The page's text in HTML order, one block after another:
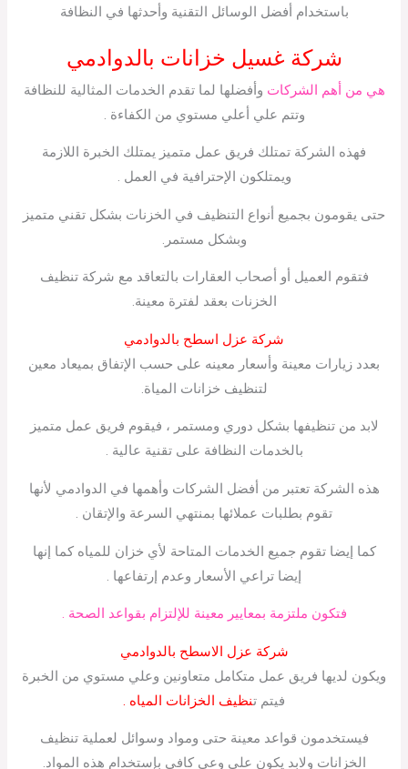
باستخدام أفضل الوسائل التقنية وأحدثها في النظافة
شركة غسيل خزانات بالدوادمي
هي من أهم الشركات وأفضلها لما تقدم الخدمات المثالية للنظافة
وتتم علي أعلي مستوي من الكفاءة .
فهذه الشركة تمتلك فريق عمل متميز يمتلك الخبرة اللازمة
ويمتلكون الإحترافية في العمل .
حتى يقومون بجميع أنواع التنظيف في الخزنات بشكل تقني متميز
وبشكل مستمر.
فتقوم العميل أو أصحاب العقارات بالتعاقد مع شركة تنظيف
الخزنات بعقد لفترة معينة.
شركة عزل اسطح بالدوادمي
بعدد زيارات معينة وأسعار معينه على حسب الإتفاق بميعاد معين
لتنظيف خزانات المياة.
لابد من تنظيفها بشكل دوري ومستمر ، فيقوم فريق عمل متميز
بالخدمات النظافة على تقنية عالية .
هذه الشركة تعتبر من أفضل الشركات وأهمها في الدوادمي لأنها
تقوم بطلبات عملائها بمنتهي السرعة والإتقان .
كما إيضا تقوم جميع الخدمات المتاحة لأي خزان للمياه كما إنها
إيضا تراعي الأسعار وعدم إرتفاعها .
فتكون ملتزمة بمعايير معينة للإلتزام بقواعد الصحة .
شركة عزل الاسطح بالدوادمي
ويكون لديها فريق عمل متكامل متعاونين وعلي مستوي من الخبرة
فيتم تنظيف الخزانات المياه .
فيستخدمون قواعد معينة حتى ومواد وسوائل لعملية تنظيف
الخزانات ولابد يكون على وعي كافي بإستخدام هذه المواد.